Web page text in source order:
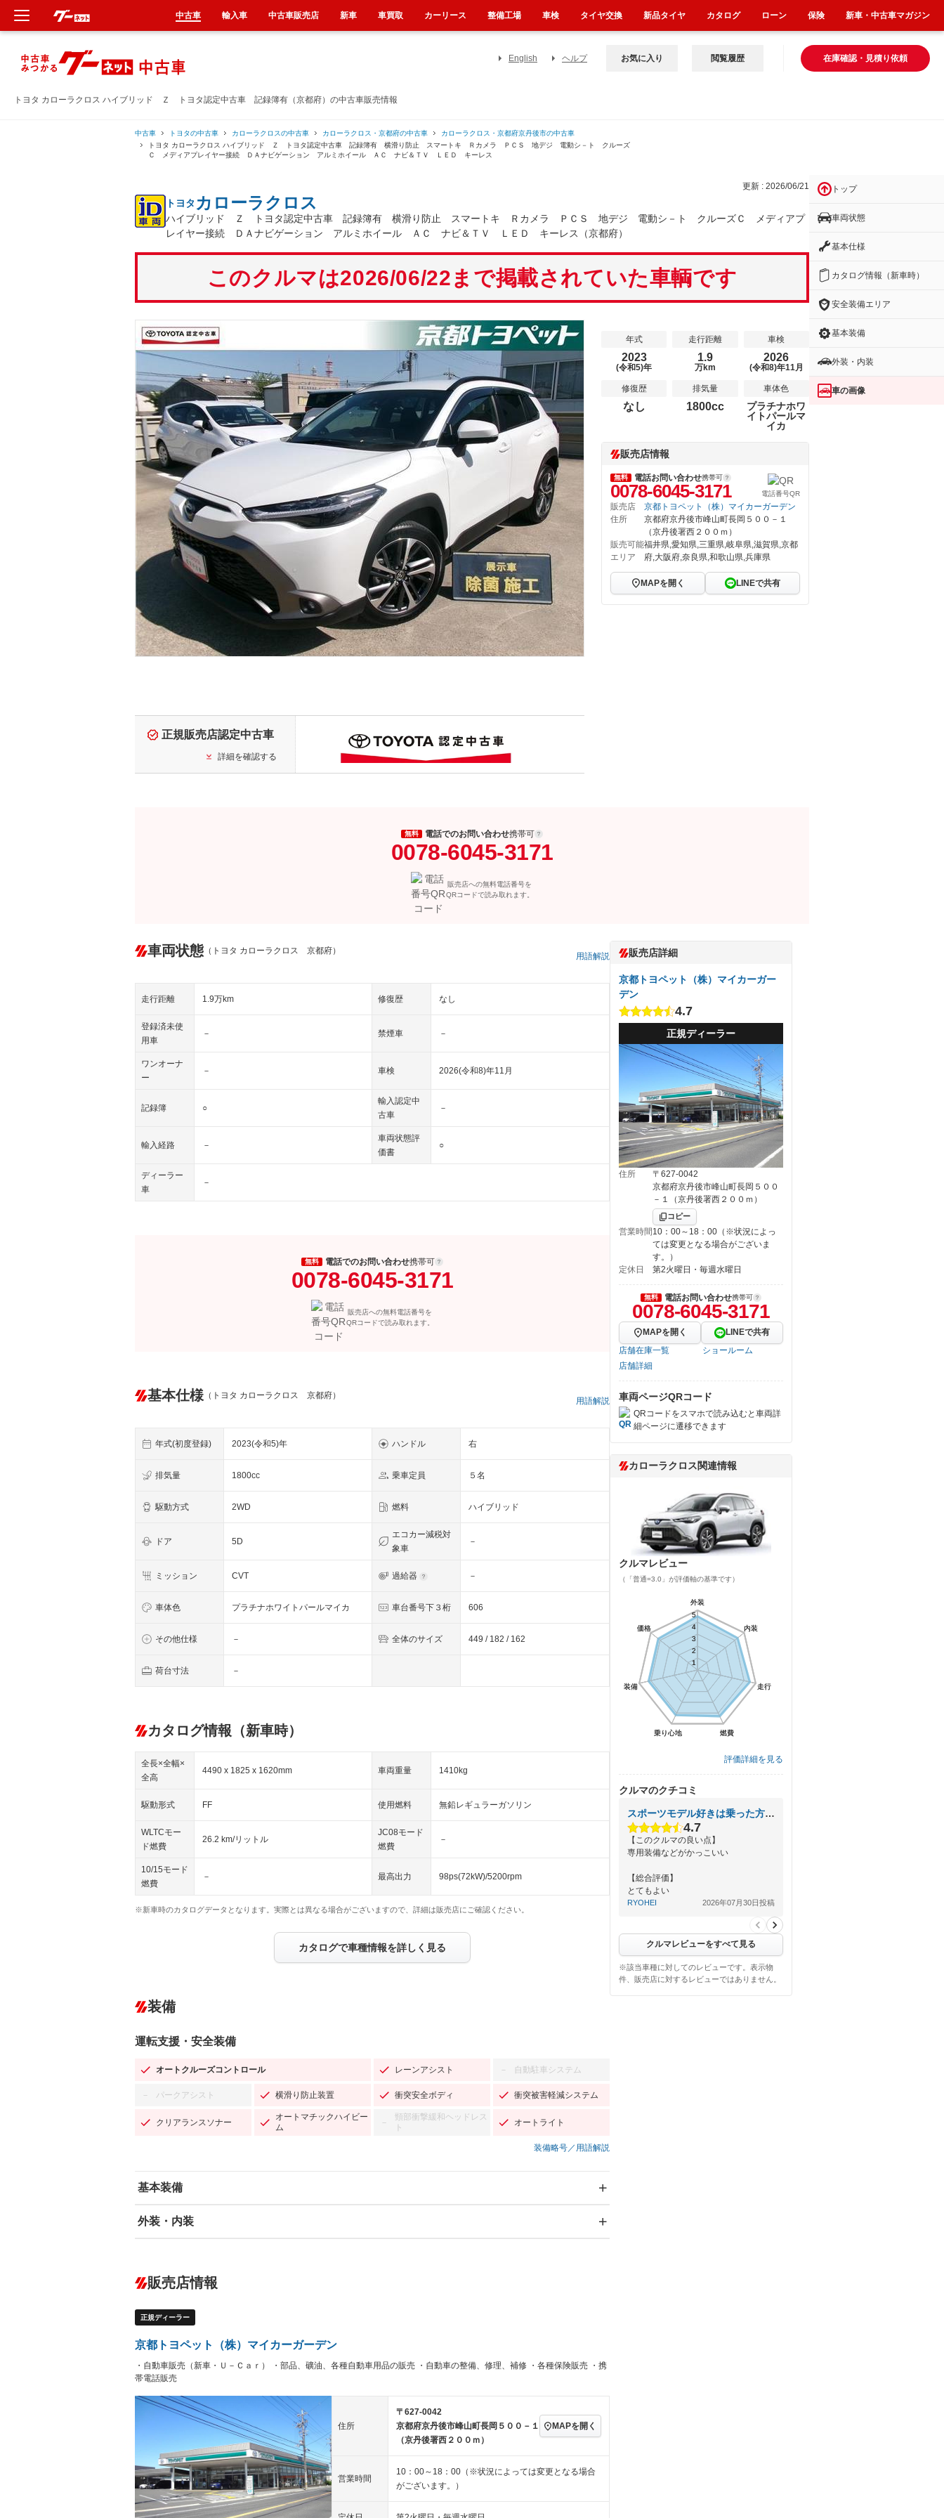
トヨタ カローラクロス ハイブリッド Ｚ トヨタ認定中古車 記録簿有（京都府）の中古車販売情報
English ヘルプ 在庫確認・見積り依頼
お気に入り 閲覧履歴
中古車 トヨタの中古車 カローラクロスの中古車 カローラクロス・京都府の中古車
カローラクロス・京都府京丹後市の中古車
トヨタ カローラクロス ハイブリッド Ｚ トヨタ認定中古車 記録簿有 横滑り防止 スマートキ Ｒカメラ ＰＣＳ 地デジ 電動シ－ト クルーズ
Ｃ メディアプレイヤー接続 ＤＡナビゲーション アルミホイール ＡＣ ナビ＆ＴＶ ＬＥＤ キーレス
更新 : 2026/06/21
トヨタ カローラクロス
ハイブリッド Ｚ トヨタ認定中古車 記録簿有 横滑り防止 スマートキ Ｒカメラ ＰＣＳ 地デジ 電動シ－ト クルーズＣ メディアプ
レイヤー接続 ＤＡナビゲーション アルミホイール ＡＣ ナビ＆ＴＶ ＬＥＤ キーレス（京都府）
このクルマは2026/06/22まで掲載されていた車輌です
正規販売店認定中古車
詳細を確認する
年式
2023
(令和5)年
走行距離
1.9
万km
車検
2026
(令和8)年11月
修復歴
なし
排気量
1800cc
車体色
プラチナホワ
イトパールマ
イカ
販売店情報
無料 電話お問い合わせ携帯可
0078-6045-3171 電話番号QR
販売店
京都トヨペット（株）マイカーガーデン
住所
京都府京丹後市峰山町長岡５００－１
（京丹後署西２００ｍ）
販売可能
エリア
福井県,愛知県,三重県,岐阜県,滋賀県,京都
府,大阪府,奈良県,和歌山県,兵庫県
MAPを開く LINEで共有
無料 電話でのお問い合わせ携帯可
0078-6045-3171
販売店への無料電話番号を
QRコードで読み取れます。
車両状態 （トヨタ カローラクロス 京都府）
用語解説
走行距離 1.9万km 修復歴 なし
登録済未使
用車
－ 禁煙車 －
ワンオーナ
ー
－ 車検 2026(令和8)年11月
記録簿 ○
輸入認定中
古車
－
輸入経路 －
車両状態評
価書
○
ディーラー
車
－
無料 電話でのお問い合わせ携帯可
0078-6045-3171
販売店への無料電話番号を
QRコードで読み取れます。
基本仕様 （トヨタ カローラクロス 京都府）
用語解説
年式(初度登録) 2023(令和5)年 ハンドル 右
排気量 1800cc 乗車定員 ５名
駆動方式 2WD 燃料 ハイブリッド
ドア 5D
エコカー減税対
象車
－
ミッション CVT 過給器 －
車体色 プラチナホワイトパールマイカ 車台番号下３桁 606
その他仕様 － 全体のサイズ 449 / 182 / 162
荷台寸法 －
カタログ情報（新車時）
全長×全幅×
全高
4490 x 1825 x 1620mm 車両重量 1410kg
駆動形式 FF 使用燃料 無鉛レギュラーガソリン
WLTCモー
ド燃費
26.2 km/リットル
JC08モード
燃費
－
10/15モード
燃費
－ 最高出力 98ps(72kW)/5200rpm
※新車時のカタログデータとなります。実際とは異なる場合がございますので、詳細は販売店にご確認ください。
カタログで車種情報を詳しく見る
装備
運転支援・安全装備
オートクルーズコントロール レーンアシスト － 自動駐車システム
－ パークアシスト 横滑り防止装置 衝突安全ボディ 衝突被害軽減システム
クリアランスソナー
オートマチックハイビー
ム
－
頸部衝撃緩和ヘッドレス
ト
オートライト
装備略号／用語解説
基本装備
エアバッグ：運転席/助手席/サイド
－ ダウンヒルアシストコントロール
Bluetooth接続
－ レンタカーアップ － 展示・試乗車
外装・内装
オーディオ：ミュージックプレイヤー接続可
－
ヘッドライトウォッシャ
ー
LEDヘッドランプ － HID(キセノンライト)
ETC － エアロ スマートキー － ローダウン
フルフラットシート チップアップシート オットマン 電動格納サードシート
－ ウォークスルー 後席モニター
フロントカメラ － シートエアコン 全周囲カメラ サイドカメラ
－ ルーフレール － エアサスペンション
販売店情報
正規ディーラー
京都トヨペット（株）マイカーガーデン
・自動車販売（新車・Ｕ－Ｃａｒ） ・部品、礦油、各種自動車用品の販売 ・自動車の整備、修理、補修 ・各種保険販売 ・携
帯電話販売
住所
〒627-0042
京都府京丹後市峰山町長岡５００－１
（京丹後署西２００ｍ）
MAPを開く
営業時間
10：00～18：00（※状況によっては変更となる場合
がございます。）
販売店詳細
京都トヨペット（株）マイカーガー
デン
4.7
正規ディーラー
住所
〒627-0042
京都府京丹後市峰山町長岡５００
－１（京丹後署西２００ｍ）
コピー
営業時間10：00～18：00（※状況によっ
ては変更となる場合がございま
す。）
定休日
第2火曜日・毎週水曜日
無料 電話お問い合わせ携帯可
0078-6045-3171
MAPを開く
LINEで共有
店舗在庫一覧
ショールーム
店舗詳細
車両ページQRコード
QRコードをスマホで読み込むと車両詳
細ページに遷移できます
カローラクロス関連情報
クルマレビュー
（「普通=3.0」が評価軸の基準です）
外装
内装
走行
燃費
乗り心地
装備
価格
1
2
3
4
5
外装
内装
走行
燃費
乗り心地
装備
価格
1
2
3
4
5
評価詳細を見る
クルマのクチコミ
スポーツモデル好きは乗った方がいい
4.7
【このクルマの良い点】
専用装備などがかっこいい
【総合評価】
とてもよい
RYOHEI 2026年07月30日投稿
クルマレビューをすべて見る
※該当車種に対してのレビューです。表示物
件、販売店に対するレビューではありません。
トップ
車両状態
基本仕様
カタログ情報（新車時）
安全装備エリア
基本装備
外装・内装
車の画像
中古車 輸入車 中古車販売店 新車 車買取 カーリース 整備工場 車検 タイヤ交換 新品タイヤ カタログ ローン 保険 新車・中古車マガジン
新車
中古車